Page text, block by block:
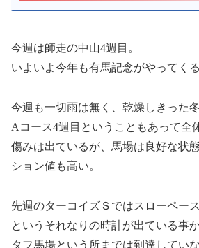
今週は師走の中山4週目。
いよいよ今年も有馬記念がやってくる
今週も一切雨は無く、乾燥しきった
Aコース4週目ということもあって全
傷みは出ているが、馬場は良好な状
ション値も高い。
先週のターコイズＳではスローペー
というそれなりの時計が出ている事
タフ馬場という所までは到達していな